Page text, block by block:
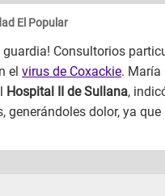
El Popular
guardia! Consultorios
el virus de Coxackie. María
Hospital II de Sullana,
generándoles dolor, ya